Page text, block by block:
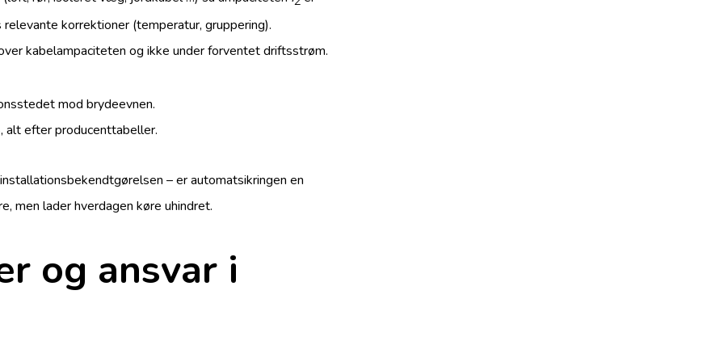
korrektioner (temperatur, gruppering).
kabelampaciteten og ikke under forventet driftsstrøm.
mod brydeevnen.
efter producenttabeller.
– er automatsikringen en
men lader hverdagen køre uhindret.
og ansvar i